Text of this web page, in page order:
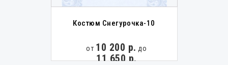
Костюм Снегурочка-10
от 10 200 р. до
11 650 р.